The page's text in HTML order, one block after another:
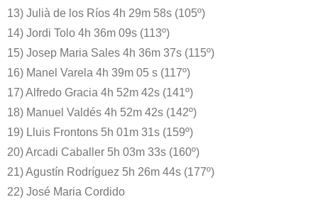
13) Julià de los Ríos 4h 29m 58s (105º)
14) Jordi Tolo 4h 36m 09s (113º)
15) Josep Maria Sales 4h 36m 37s (115º)
16) Manel Varela 4h 39m 05 s (117º)
17) Alfredo Gracia 4h 52m 42s (141º)
18) Manuel Valdés 4h 52m 42s (142º)
19) Lluis Frontons 5h 01m 31s (159º)
20) Arcadi Caballer 5h 03m 33s (160º)
21) Agustín Rodríguez 5h 26m 44s (177º)
22) José Maria Cordido